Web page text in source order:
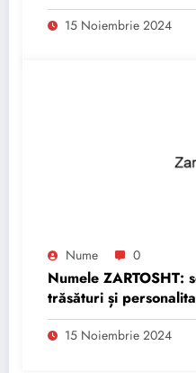
15 Noiembrie 2024
Nume 0
Numele ZARTOSHT:
trăsături și
15 Noiembrie 2024